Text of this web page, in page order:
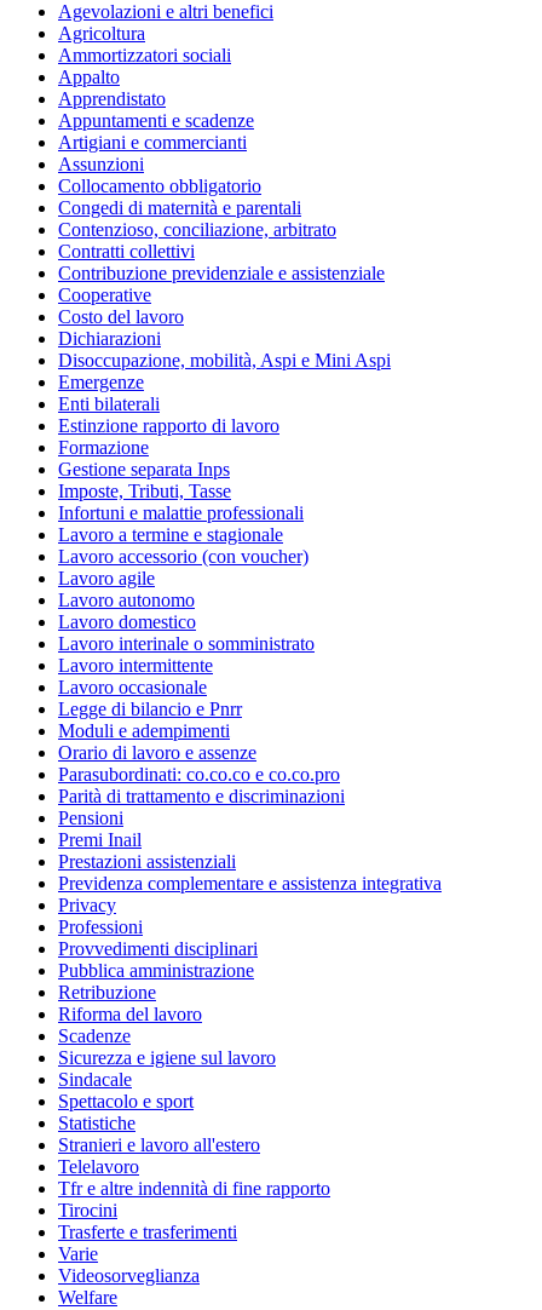
Agevolazioni e altri benefici
Agricoltura
Ammortizzatori sociali
Appalto
Apprendistato
Appuntamenti e scadenze
Artigiani e commercianti
Assunzioni
Collocamento obbligatorio
Congedi di maternità e parentali
Contenzioso, conciliazione, arbitrato
Contratti collettivi
Contribuzione previdenziale e assistenziale
Cooperative
Costo del lavoro
Dichiarazioni
Disoccupazione, mobilità, Aspi e Mini Aspi
Emergenze
Enti bilaterali
Estinzione rapporto di lavoro
Formazione
Gestione separata Inps
Imposte, Tributi, Tasse
Infortuni e malattie professionali
Lavoro a termine e stagionale
Lavoro accessorio (con voucher)
Lavoro agile
Lavoro autonomo
Lavoro domestico
Lavoro interinale o somministrato
Lavoro intermittente
Lavoro occasionale
Legge di bilancio e Pnrr
Moduli e adempimenti
Orario di lavoro e assenze
Parasubordinati: co.co.co e co.co.pro
Parità di trattamento e discriminazioni
Pensioni
Premi Inail
Prestazioni assistenziali
Previdenza complementare e assistenza integrativa
Privacy
Professioni
Provvedimenti disciplinari
Pubblica amministrazione
Retribuzione
Riforma del lavoro
Scadenze
Sicurezza e igiene sul lavoro
Sindacale
Spettacolo e sport
Statistiche
Stranieri e lavoro all'estero
Telelavoro
Tfr e altre indennità di fine rapporto
Tirocini
Trasferte e trasferimenti
Varie
Videosorveglianza
Welfare